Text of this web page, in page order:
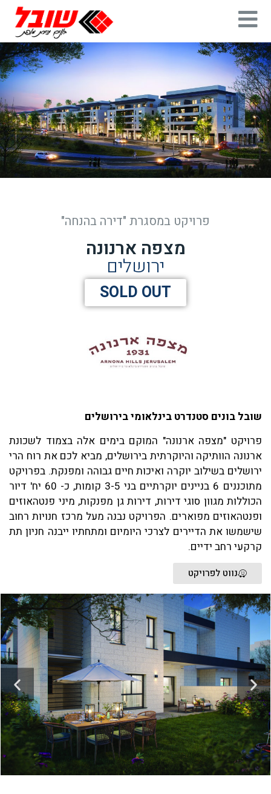
פרויקט במסגרת "דירה בהנחה"
מצפה ארנונה
ירושלים
SOLD OUT
שובל בונים סטנדרט בינלאומי בירושלים
פרויקט "מצפה ארנונה" המוקם בימים אלה בצמוד לשכונת
ארנונה הוותיקה והיוקרתית בירושלים, מביא לכם את רוח הרי
ירושלים בשילוב יוקרה ואיכות חיים גבוהה ומפנקת. בפרויקט
מתוכננים 6 בניינים יוקרתיים בני 3-5 קומות, כ- 60 יח' דיור
הכוללות מגוון סוגי דירות, דירות גן מפנקות, מיני פנטהאוזים
ופנטהאוזים מפוארים. הפרויקט נבנה מעל מרכז חנויות רחוב
שישמשו את הדיירים לצרכי היומיום ומתחתיו ייבנה חניון תת
קרקעי רחב ידיים.
נווט לפרויקט